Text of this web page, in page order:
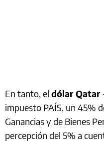
En tanto, el dólar Qatar
impuesto PAÍS, un 45%
Ganancias y de Bienes
percepción del 5% a